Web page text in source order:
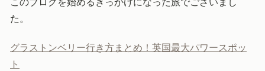
た。
グラストンベリー行き方まとめ！英国最大パワースポッ
ト